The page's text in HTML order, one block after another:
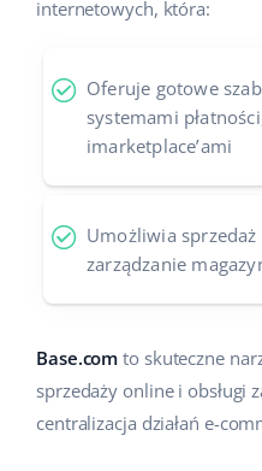
internetowych, która:
Oferuje gotowe
systemami
imarketplace’ami
Umożliwia
zarządzanie
Base.com to skuteczne
sprzedaży online i obsługi
centralizacja działań e-